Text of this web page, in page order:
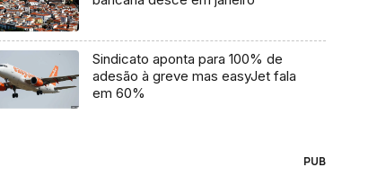
Sindicato aponta para 100% de
adesão à greve mas easyJet fala
em 60%
PUB